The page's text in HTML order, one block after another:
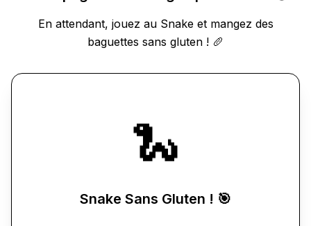
En attendant, jouez au Snake et mangez des
baguettes sans gluten ! 🥖
🐍
Snake Sans Gluten ! 🎯